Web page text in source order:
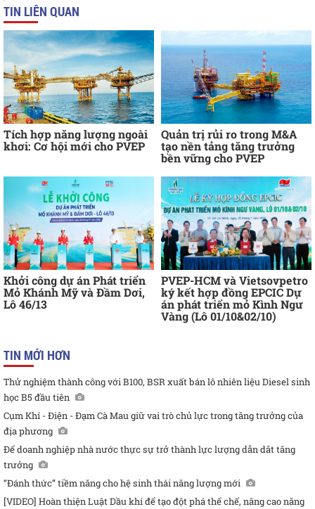
TIN LIÊN QUAN
Tích hợp năng lượng ngoài
khơi: Cơ hội mới cho PVEP
Quản trị rủi ro trong M&A
tạo nền tảng tăng trưởng
bền vững cho PVEP
Khởi công dự án Phát triển
Mỏ Khánh Mỹ và Đầm Dơi,
Lô 46/13
PVEP-HCM và Vietsovpetro
ký kết hợp đồng EPCIC Dự
án phát triển mỏ Kình Ngư
Vàng (Lô 01/10&02/10)
TIN MỚI HƠN
Thử nghiệm thành công với B100, BSR xuất bán lô nhiên liệu Diesel sinh
học B5 đầu tiên
Cụm Khí - Điện - Đạm Cà Mau giữ vai trò chủ lực trong tăng trưởng của
địa phương
Để doanh nghiệp nhà nước thực sự trở thành lực lượng dẫn dắt tăng
trưởng
“Đánh thức” tiềm năng cho hệ sinh thái năng lượng mới
[VIDEO] Hoàn thiện Luật Dầu khí để tạo đột phá thể chế, nâng cao năng